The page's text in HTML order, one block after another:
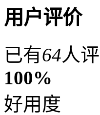
用户评价
已有64人
100%
好用度